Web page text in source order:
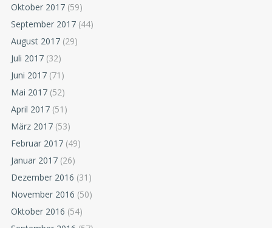
Oktober 2017 (59)
September 2017 (44)
August 2017 (29)
Juli 2017 (32)
Juni 2017 (71)
Mai 2017 (52)
April 2017 (51)
März 2017 (53)
Februar 2017 (49)
Januar 2017 (26)
Dezember 2016 (31)
November 2016 (50)
Oktober 2016 (54)